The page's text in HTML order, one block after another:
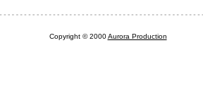
Copyright © 2000Aurora Production